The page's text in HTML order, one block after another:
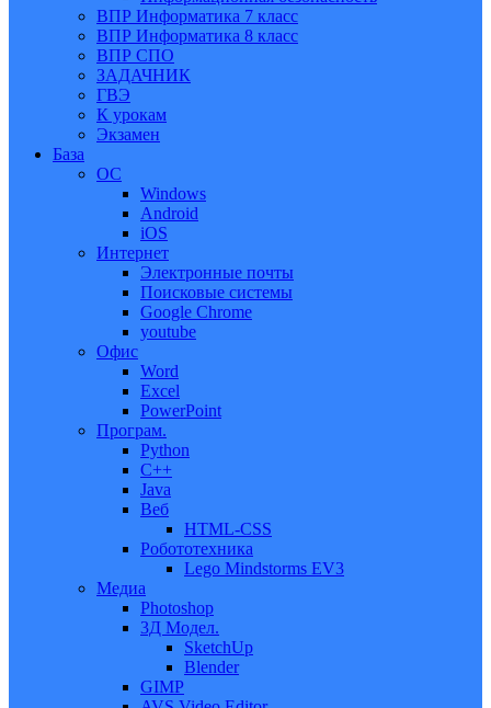
ВПР Информатика 7 класс
ВПР Информатика 8 класс
ВПР СПО
ЗАДАЧНИК
ГВЭ
К урокам
Экзамен
База
ОС
Windows
Android
iOS
Интернет
Электронные почты
Поисковые системы
Google Chrome
youtube
Офис
Word
Excel
PowerPoint
Програм.
Python
C++
Java
Веб
HTML-CSS
Робототехника
Lego Mindstorms EV3
Медиа
Photoshop
3Д Модел.
SketchUp
Blender
GIMP